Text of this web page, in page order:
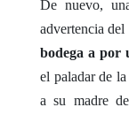
De nuevo,
advertencia
bodega a por
el paladar de
a su madre